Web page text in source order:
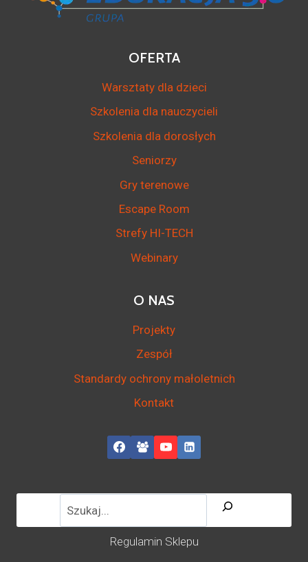
OFERTA
Warsztaty dla dzieci
Szkolenia dla nauczycieli
Szkolenia dla dorosłych
Seniorzy
Gry terenowe
Escape Room
Strefy HI-TECH
Webinary
O NAS
Projekty
Zespół
Standardy ochrony małoletnich
Kontakt
Regulamin Sklepu